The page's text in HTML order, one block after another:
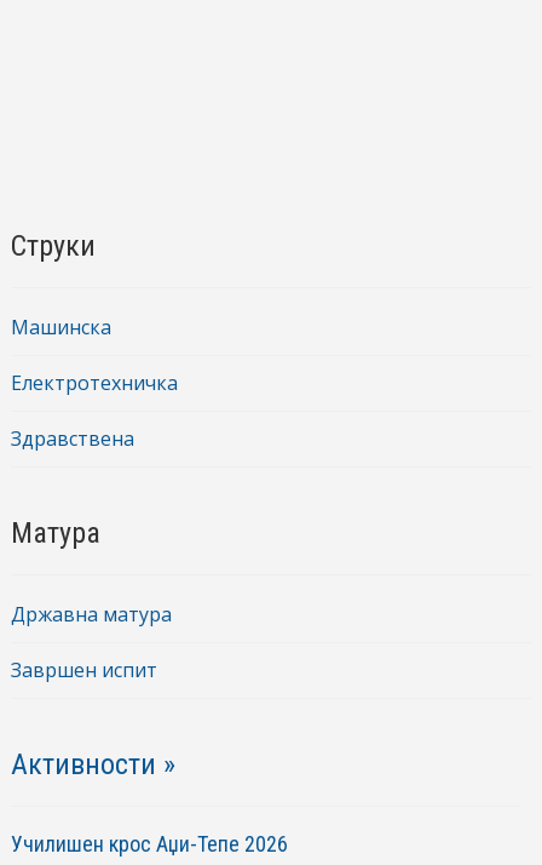
Струки
Машинска
Електротехничка
Здравствена
Матура
Државна матура
Завршен испит
Активности »
Училишен крос Аџи-Тепе 2026